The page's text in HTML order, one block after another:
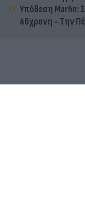
Υπόθεση Marfin:
46χρονη - Την